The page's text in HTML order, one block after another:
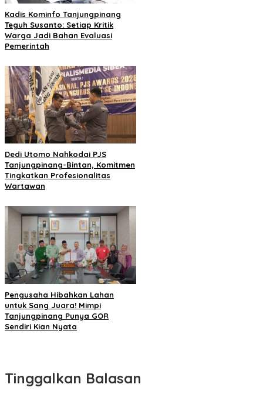
Kadis Kominfo Tanjungpinang
Teguh Susanto: Setiap Kritik
Warga Jadi Bahan Evaluasi
Pemerintah
Dedi Utomo Nahkodai PJS
Tanjungpinang-Bintan, Komitmen
Tingkatkan Profesionalitas
Wartawan
Pengusaha Hibahkan Lahan
untuk Sang Juara! Mimpi
Tanjungpinang Punya GOR
Sendiri Kian Nyata
Tinggalkan Balasan